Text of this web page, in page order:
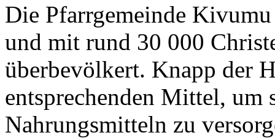
Die Pfarrgemeinde
und mit rund 30 000
überbevölkert. Knapp der
entsprechenden Mittel, um
Nahrungsmitteln zu